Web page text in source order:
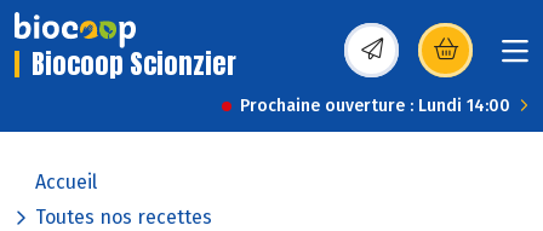
Biocoop Scionzier (s’ouvre dans une
Prochaine ouverture : Lundi 14:00
Accueil
Toutes nos recettes